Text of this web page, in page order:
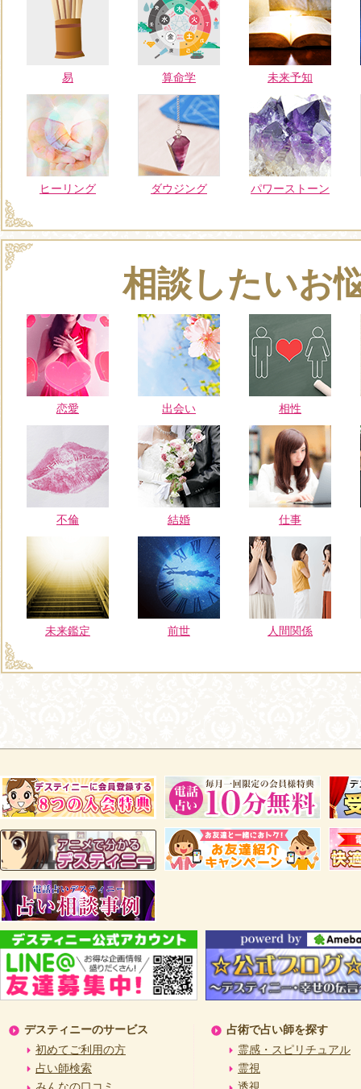
易 算命学 未来予知
ヒーリング ダウジング パワーストーン
相談したいお
恋愛 出会い 相性
不倫 結婚 仕事
未来鑑定 前世 人間関係
デスティニーのサービス
初めてご利用の方
占い師検索
占術で占い師を探す
霊感・スピリチュアル
霊視